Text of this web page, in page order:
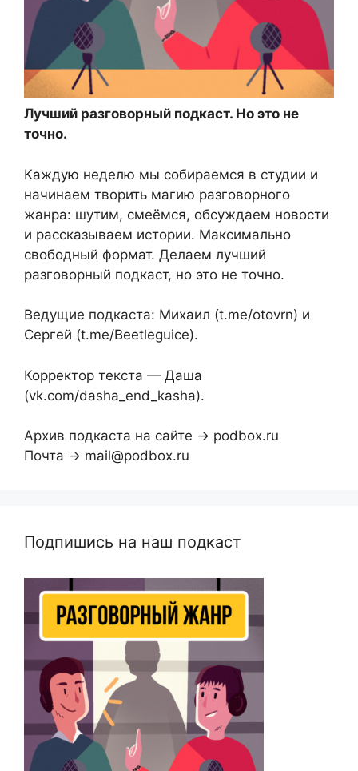
Лучший разговорный подкаст. Но это не
точно.
Каждую неделю мы собираемся в студии и
начинаем творить магию разговорного
жанра: шутим, смеёмся, обсуждаем новости
и рассказываем истории. Максимально
свободный формат. Делаем лучший
разговорный подкаст, но это не точно.
Ведущие подкаста: Михаил (t.me/otovrn) и
Сергей (t.me/Beetleguice).
Корректор текста — Даша
(vk.com/dasha_end_kasha).
Архив подкаста на сайте → podbox.ru
Почта → mail@podbox.ru
Подпишись на наш подкаст